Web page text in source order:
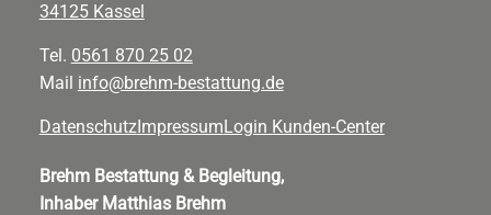
34125 Kassel
Tel. 0561 870 25 02
Mail info@brehm-bestattung.de
DatenschutzImpressumLogin Kunden-Center
Brehm Bestattung & Begleitung,
Inhaber Matthias Brehm